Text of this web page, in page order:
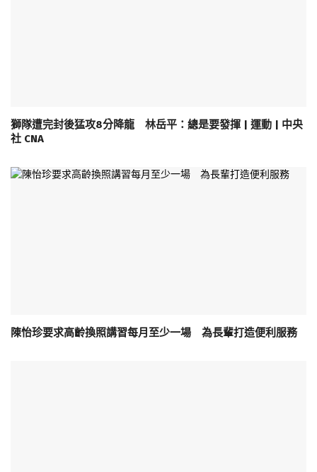
獅隊遭完封後猛攻8分降龍 林岳平：總是要發揮 | 運動 | 中央
社 CNA
陳怡珍要求高齡換照講習每月至少一場 為長輩打造便利服務